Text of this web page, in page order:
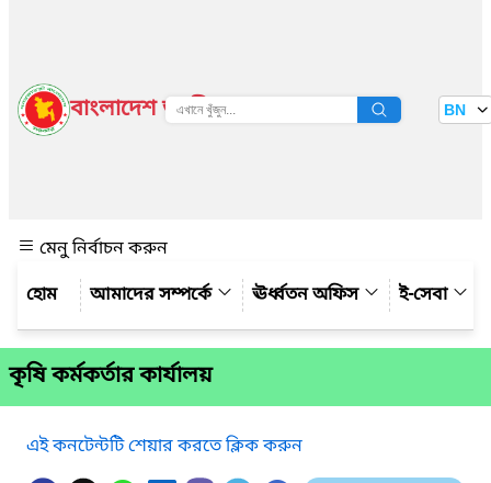
বাংলাদেশ জাতীয় তথ্য বাতায়ন BN
মেনু নির্বাচন করুন
আমাদের সম্পর্কে
ঊর্ধ্বতন অফিস ই-সেবা
কৃষি কর্মকর্তার কার্যালয়
এই কনটেন্টটি শেয়ার করতে ক্লিক করুন